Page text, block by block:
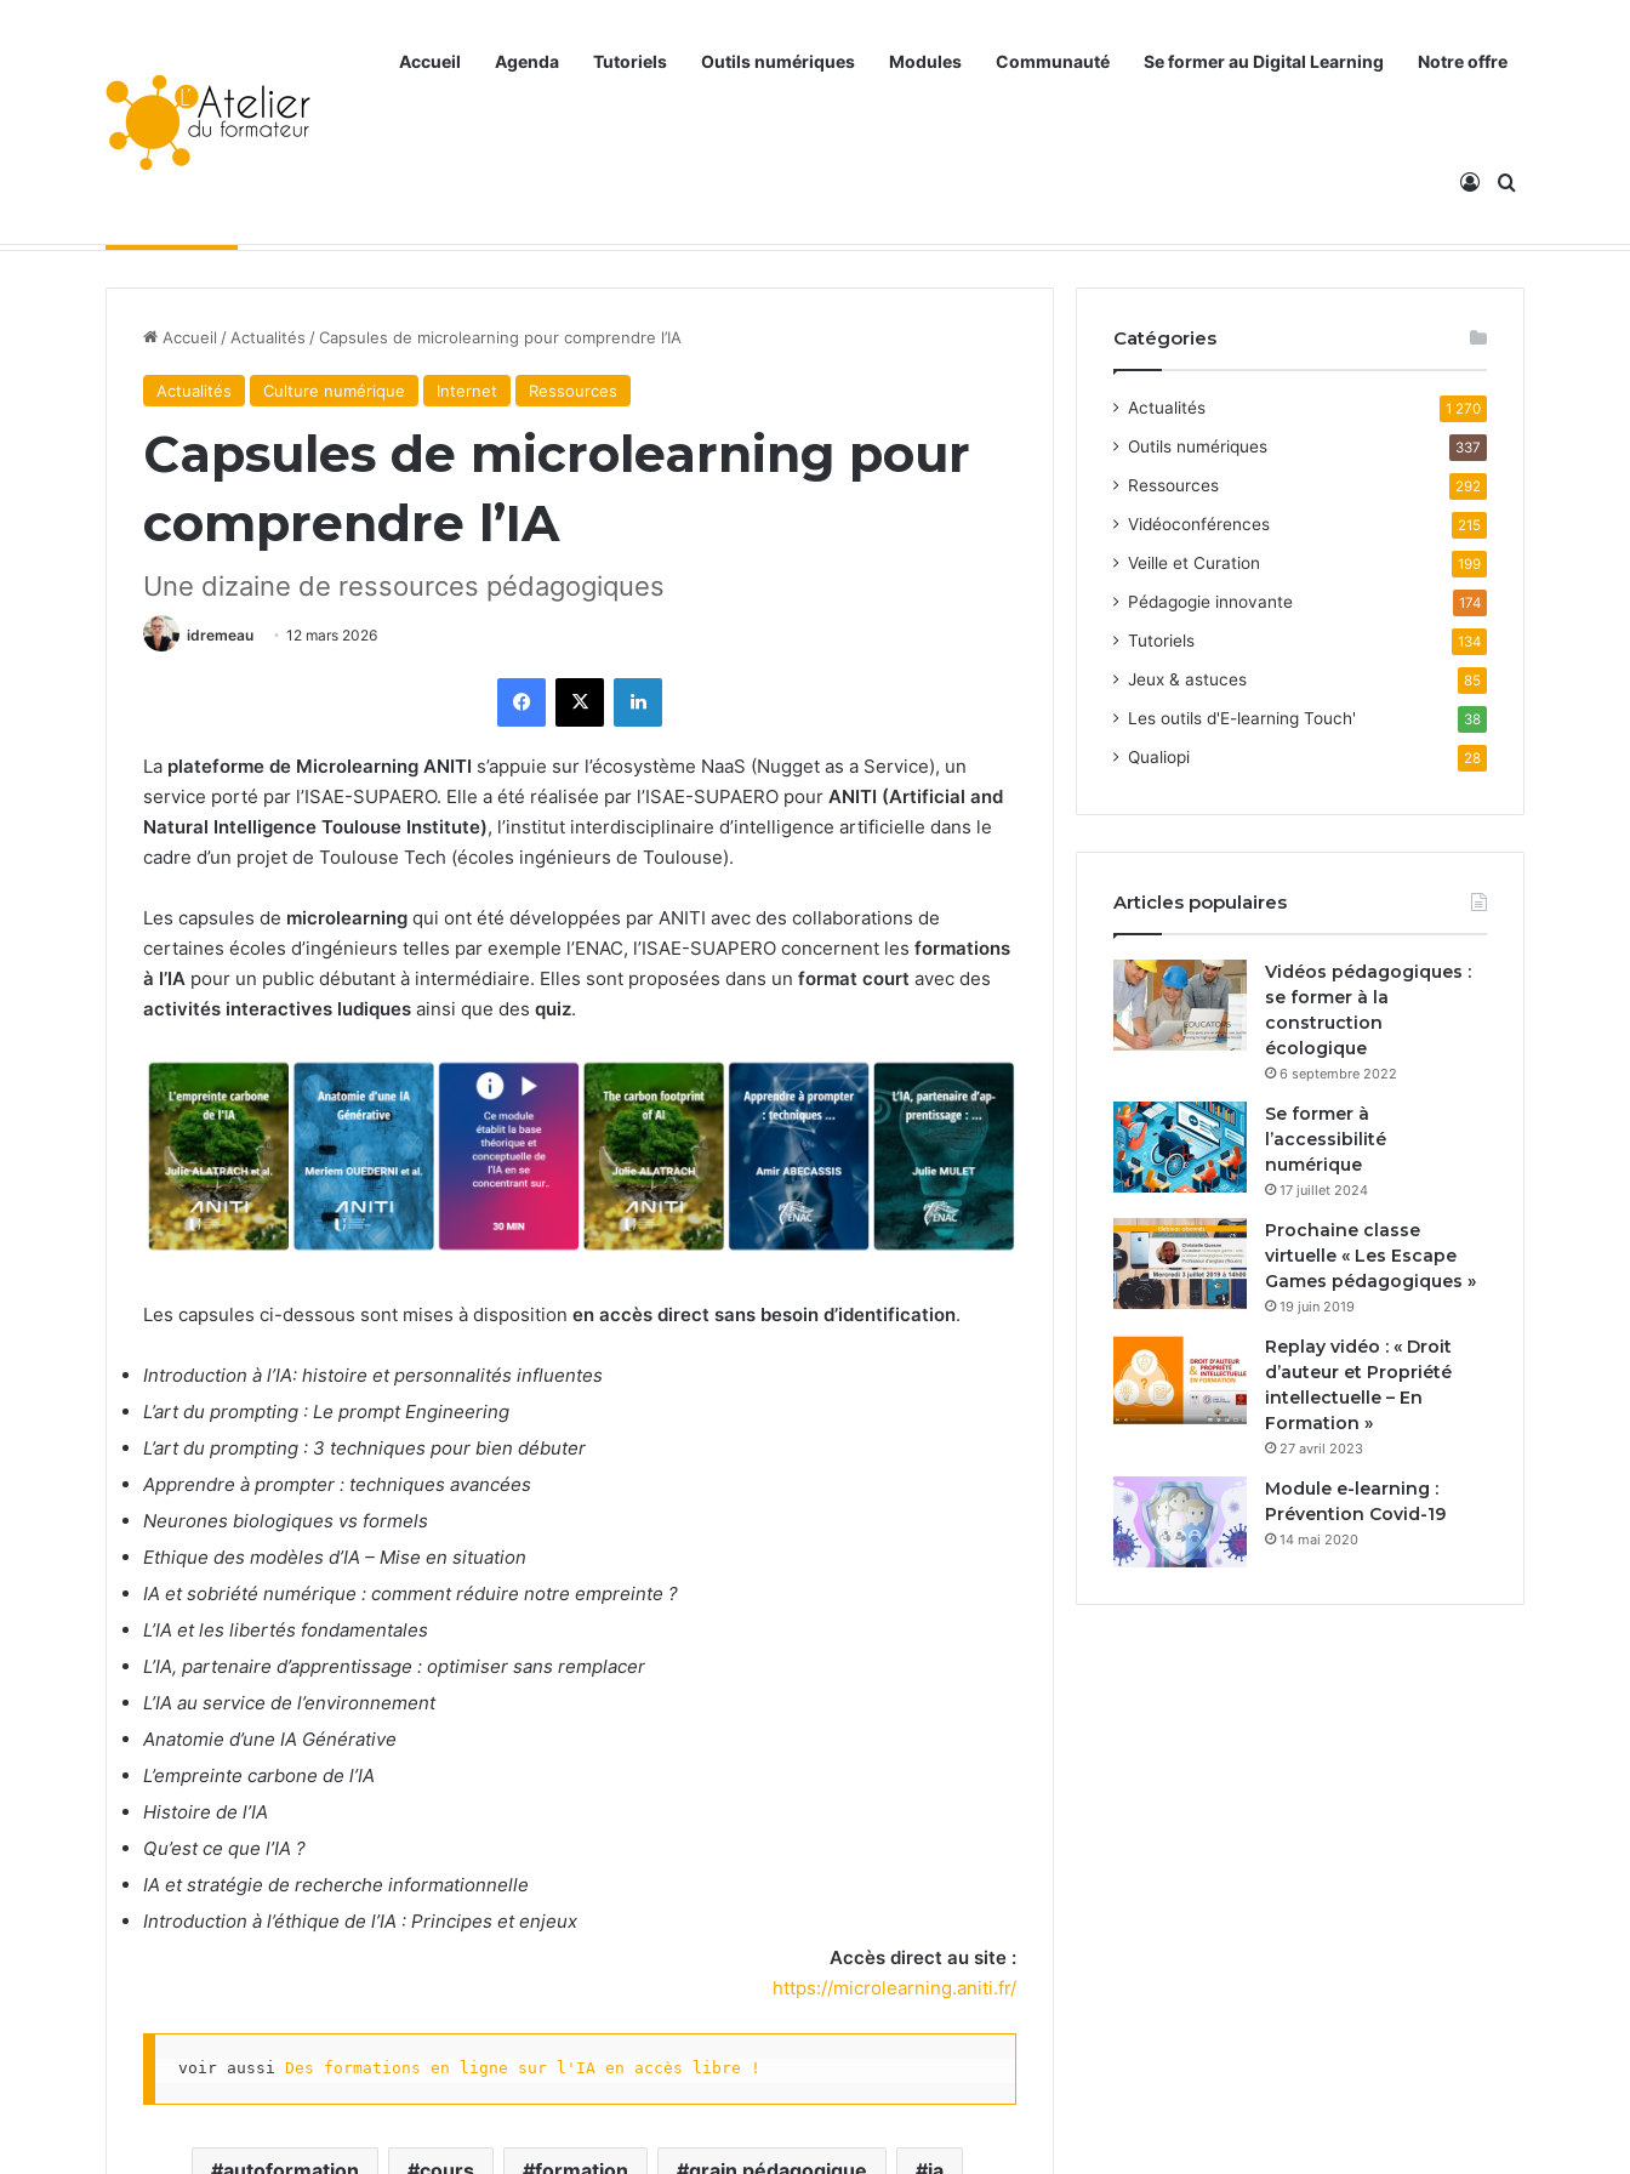
Accueil Agenda Tutoriels Outils numériques Modules Communauté Se former au Digital Learning Notre offre
Connexion
Rechercher
Accueil / Actualités /Capsules de microlearning pour comprendre l’IA
Actualités Culture numérique Internet Ressources
Capsules de microlearning pour
comprendre l’IA
Une dizaine de ressources pédagogiques
idremeau 12 mars 2026
Facebook
X Linkedin
La plateforme de Microlearning ANITI s’appuie sur l’écosystème NaaS (Nugget as a Service), un
service porté par l’ISAE-SUPAERO. Elle a été réalisée par l’ISAE-SUPAERO pour ANITI (Artificial and
Natural Intelligence Toulouse Institute), l’institut interdisciplinaire d’intelligence artificielle dans le
cadre d’un projet de Toulouse Tech (écoles ingénieurs de Toulouse).
Les capsules de microlearning qui ont été développées par ANITI avec des collaborations de
certaines écoles d’ingénieurs telles par exemple l’ENAC, l’ISAE-SUAPERO concernent les formations
à l’IA pour un public débutant à intermédiaire. Elles sont proposées dans un format court avec des
activités interactives ludiques ainsi que des quiz.
Les capsules ci-dessous sont mises à disposition en accès direct sans besoin d’identification.
Introduction à l’IA: histoire et personnalités influentes
L’art du prompting : Le prompt Engineering
L’art du prompting : 3 techniques pour bien débuter
Apprendre à prompter : techniques avancées
Neurones biologiques vs formels
Ethique des modèles d’IA – Mise en situation
IA et sobriété numérique : comment réduire notre empreinte ?
L’IA et les libertés fondamentales
L’IA, partenaire d’apprentissage : optimiser sans remplacer
L’IA au service de l’environnement
Anatomie d’une IA Générative
L’empreinte carbone de l’IA
Histoire de l’IA
Qu’est ce que l’IA ?
IA et stratégie de recherche informationnelle
Introduction à l’éthique de l’IA : Principes et enjeux
Accès direct au site :
https://microlearning.aniti.fr/
voir aussi Des formations en ligne sur l'IA en accès libre !
Catégories
Actualités 1 270
Outils numériques 337
Ressources 292
Vidéoconférences 215
Veille et Curation 199
Pédagogie innovante 174
Tutoriels 134
Jeux & astuces 85
Les outils d'E-learning Touch' 38
Qualiopi 28
Articles populaires
Vidéos pédagogiques :
se former à la
construction
écologique
6 septembre 2022
Se former à
l’accessibilité
numérique
17 juillet 2024
Prochaine classe
virtuelle « Les Escape
Games pédagogiques »
19 juin 2019
Replay vidéo : « Droit
d’auteur et Propriété
intellectuelle – En
Formation »
27 avril 2023
Module e-learning :
Prévention Covid-19
14 mai 2020